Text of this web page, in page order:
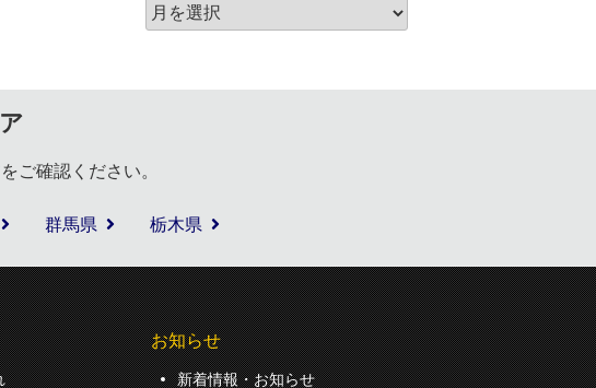
をご確認ください。
群馬県 栃木県
お知らせ
新着情報・お知らせ